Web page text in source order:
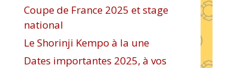
Coupe de France 2025 et stage
national
Le Shorinji Kempo à la une
Dates importantes 2025, à vos